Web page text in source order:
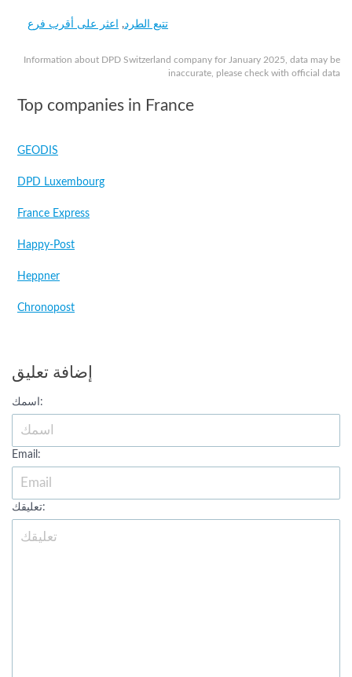
Information about DPD Switzerland company for January 2025, data may be
inaccurate, please check with official data
تتبع الطرد, اعثر على أقرب فرع
Top companies in France
GEODIS
DPD Luxembourg
France Express
Happy-Post
Heppner
Chronopost
إضافة تعليق
اسمك:
Email:
تعليقك: